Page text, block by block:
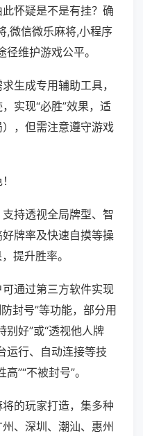
怀疑是不是有挂？确
,微信微乐麻将,小程序
维护游戏公平。
生成专用辅助工具，
实现“必胜”效果，适
，但需注意遵守游戏
持透视全局牌型、智
牌率及快速自摸等操
提升胜率。
通过第三方软件实现
封号”等功能，部分用
别好”或“透视他人牌
运行、自动连接等技
”“不被封号”。
的玩家打造，集多种
、深圳、潮汕、惠州